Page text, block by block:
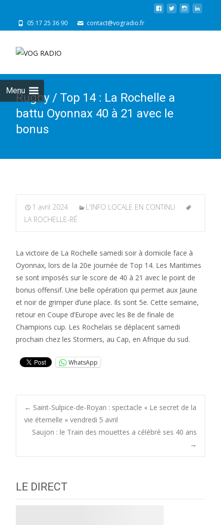
05 17 25 36 90 contact@vogradio.fr
Menu
Rugby / Top 14 : La Rochelle a
battu Oyonnax 40 à 21 avec le
bonus
1 avril 2024
L'INFO LOCALE EN CONTINU
LA ROCHELLE-RÉ
La victoire de La Rochelle samedi soir à domicile face à
Oyonnax, lors de la 20e journée de Top 14. Les Maritimes
se sont imposés sur le score de 40 à 21 avec le point de
bonus offensif. Une belle opération qui permet aux Jaune
et noir de grimper d’une place. Ils sont 5e. Cette semaine,
retour en Coupe d’Europe avec les 8e de finale de
Champions cup. Les Rochelais se déplacent samedi
prochain chez les Stormers, au Cap, en Afrique du sud.
WhatsApp
Post
navigation
← Saint-Sulpice-de-Royan : spectacle « Le secret de la
vie éternelle » vendredi 5 avril
Saujon : le Train des mouettes a célébré ses 40 ans
→
LE DIRECT